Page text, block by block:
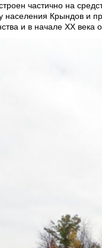
частично на
населения Крындов и
и в начале XX века